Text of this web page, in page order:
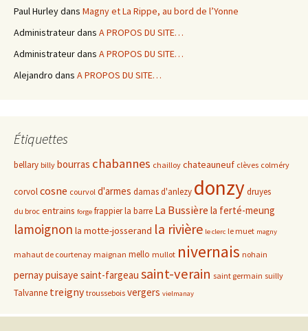
Paul Hurleydans Magny et La Rippe, au bord de l’Yonne
Administrateurdans A PROPOS DU SITE…
Administrateurdans A PROPOS DU SITE…
Alejandro dans A PROPOS DU SITE…
Étiquettes
bellary billy bourras chabannes chailloy chateauneuf clèves colméry
corvolcosne courvol d'armes damas d'anlezy donzydruyes
du broc entrains forge frappierla barre La Bussière la ferté-meung
lamoignon la motte-josserand la rivière le clerc le muet magny
mahaut de courtenay maignan mello mullot nivernais nohain
pernaypuisaye saint-fargeau saint-verain saint germain suilly
Talvanne treigny troussebois vergers vielmanay